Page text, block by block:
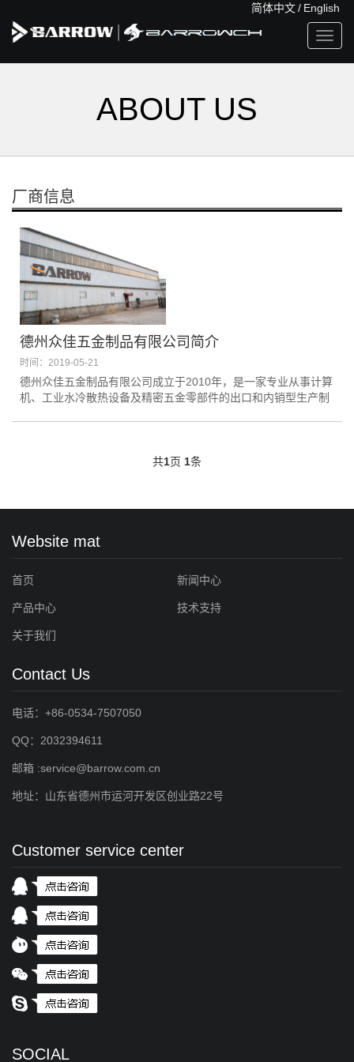
简体中文/ English
ABOUT US
厂商信息
德州众佳五金制品有限公司简介
时间：2019-05-21
德州众佳五金制品有限公司成立于2010年，是一家专业从事计算
机、工业水冷散热设备及精密五金零部件的出口和内销型生产制
共1页 1条
Website mat
首页 新闻中心
产品中心 技术支持
关于我们
Contact Us
电话：+86-0534-7507050
QQ：2032394611
邮箱 :service@barrow.com.cn
地址：山东省德州市运河开发区创业路22号
Customer service center
SOCIAL